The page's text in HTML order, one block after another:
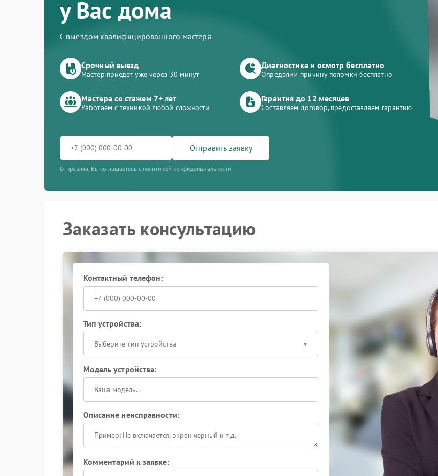
у Вас дома
С выездом квалифицированного мастера
Срочный выезд
Мастер приедет уже через 30 минут
Диагностика и осмотр бесплатно
Определим причину поломки бесплатно
Мастера со стажем 7+ лет
Работаем с техникой любой сложности
Гарантия до 12 месяцев
Составляем договор, предоставляем гарантию
Отправить заявку
Отправляя, Вы соглашаетесь с политикой конфиденциальности
Заказать консультацию
Контактный телефон:
Тип устройства:
Выберите тип устройства
Модель устройства:
Описание неисправности:
Комментарий к заявке: